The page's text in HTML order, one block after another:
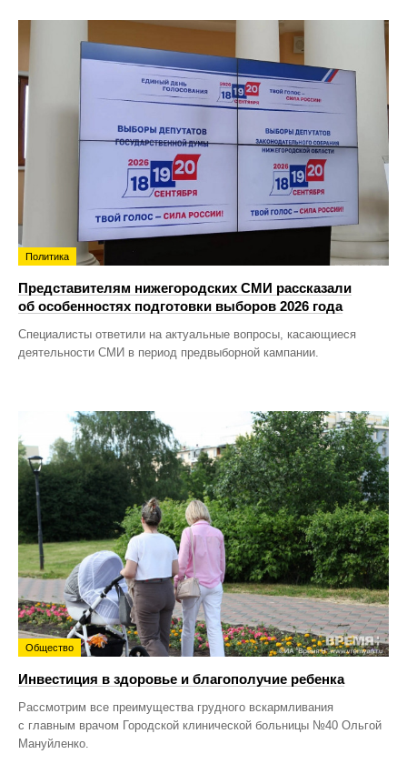
Политика
Представителям нижегородских СМИ рассказали
об особенностях подготовки выборов 2026 года
Специалисты ответили на актуальные вопросы, касающиеся
деятельности СМИ в период предвыборной кампании.
Общество
Инвестиция в здоровье и благополучие ребенка
Рассмотрим все преимущества грудного вскармливания
с главным врачом Городской клинической больницы №40 Ольгой
Мануйленко.